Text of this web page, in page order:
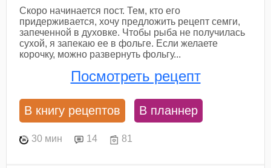
Скоро начинается пост. Тем, кто его
придерживается, хочу предложить рецепт семги,
запеченной в духовке. Чтобы рыба не получилась
сухой, я запекаю ее в фольге. Если желаете
корочку, можно развернуть фольгу...
Посмотреть рецепт
В книгу рецептов В планнер
30 мин 14 81